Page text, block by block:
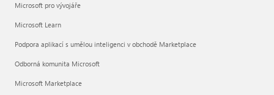
Microsoft pro vývojáře
Microsoft Learn
Podpora aplikací s umělou inteligenci v obchodě Marketplace
Odborná komunita Microsoft
Microsoft Marketplace